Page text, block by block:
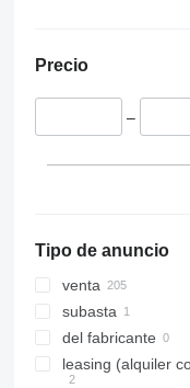
KR 240
KR 360
Rumanía
Polonia
Precio
–
Tipo de anuncio
venta
subasta
del fabricante
leasing (alquiler